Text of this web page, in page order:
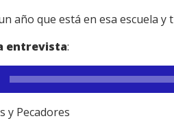
año que está en esa escuela
entrevista:
y Pecadores